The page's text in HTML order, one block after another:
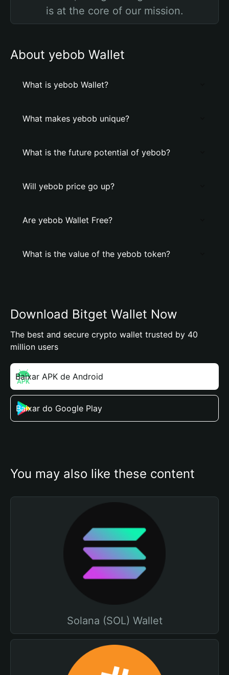
is at the core of our mission.
About yebob Wallet
What is yebob Wallet?
What makes yebob unique?
What is the future potential of yebob?
Will yebob price go up?
Are yebob Wallet Free?
What is the value of the yebob token?
Download Bitget Wallet Now
The best and secure crypto wallet trusted by 40
million users
Baixar APK de Android
Baixar do Google Play
You may also like these content
Solana (SOL) Wallet